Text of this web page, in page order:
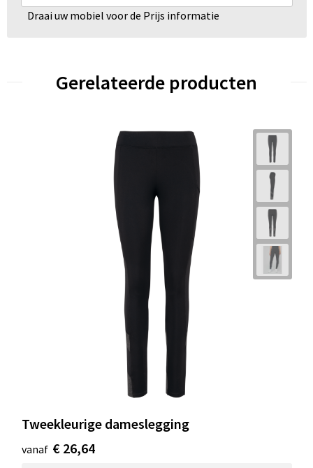
Draai uw mobiel voor de Prijs informatie
Gerelateerde producten
Tweekleurige dameslegging
vanaf € 26,64